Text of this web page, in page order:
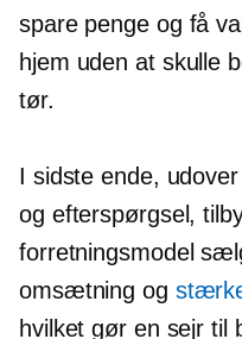
spare penge og få
hjem uden at skulle
tør.
I sidste ende,
og efterspørgsel,
forretningsmodel
omsætning og
hvilket gør en sejr til